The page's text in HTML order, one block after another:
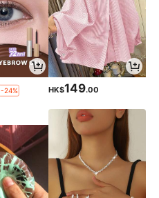
-24% HK$149.00